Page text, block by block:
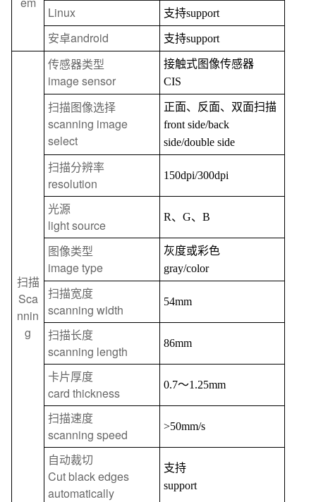
Linux 支持support
安卓android 支持support
扫描
Sca
nnin
g
传感器类型
image sensor
接触式图像传感器
CIS
扫描图像选择
scanning image
select
正面、反面、双面扫描
front side/back
side/double side
扫描分辨率
resolution
150dpi/300dpi
光源
light source
R、 G、 B
图像类型
image type
灰度或彩色
gray/color
扫描宽度
scanning width
54mm
扫描长度
scanning length
86mm
卡片厚度
card thickness
0.7～1.25mm
扫描速度
scanning speed
>50mm/s
自动裁切
Cut black edges
automatically
支持
support